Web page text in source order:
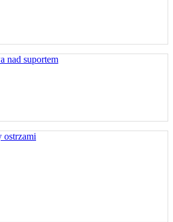
nad suportem
ostrzami